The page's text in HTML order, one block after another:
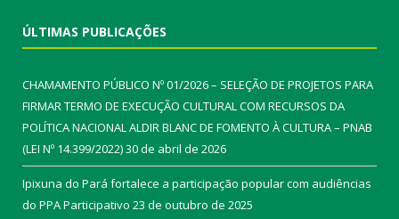
ÚLTIMAS PUBLICAÇÕES
CHAMAMENTO PÚBLICO Nº 01/2026 – SELEÇÃO DE PROJETOS PARA
FIRMAR TERMO DE EXECUÇÃO CULTURAL COM RECURSOS DA
POLÍTICA NACIONAL ALDIR BLANC DE FOMENTO À CULTURA – PNAB
(LEI Nº 14.399/2022)30 de abril de 2026
Ipixuna do Pará fortalece a participação popular com audiências
do PPA Participativo 23 de outubro de 2025